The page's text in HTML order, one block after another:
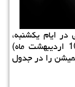
ایام یكشنبه،
دوشنبه، سه شنبه و چهارشنبه (7 تا 10 اردیبهشت ماه)
را در جدول